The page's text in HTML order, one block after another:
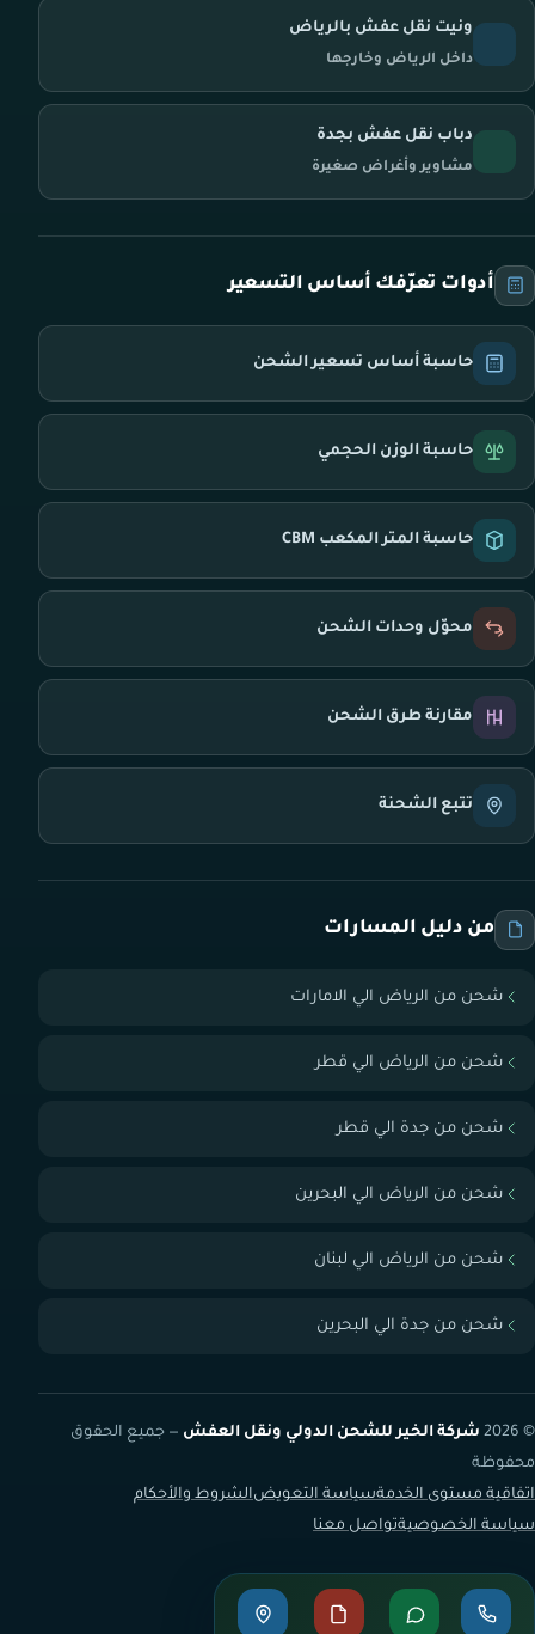
ونيت نقل عفش بالرياض
داخل الرياض وخارجها
دباب نقل عفش بجدة
مشاوير وأغراض صغيرة
أدوات تعرّفك أساس التسعير
حاسبة أساس تسعير الشحن
حاسبة الوزن الحجمي
حاسبة المتر المكعب CBM
محوّل وحدات الشحن
مقارنة طرق الشحن
تتبع الشحنة
من دليل المسارات
شحن من الرياض الي الامارات
شحن من الرياض الي قطر
شحن من جدة الي قطر
شحن من الرياض الي البحرين
شحن من الرياض الي لبنان
شحن من جدة الي البحرين
© 2026 شركة الخير للشحن الدولي ونقل العفش — جميع الحقوق
محفوظة
اتفاقية مستوى الخدمةسياسة التعويضالشروط والأحكام
سياسة الخصوصيةتواصل معنا